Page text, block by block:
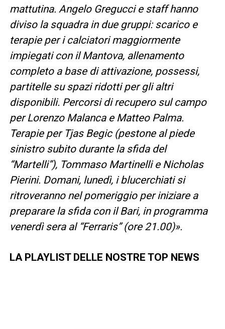
mattutina. Angelo Gregucci e staff hanno
diviso la squadra in due gruppi: scarico e
terapie per i calciatori maggiormente
impiegati con il Mantova, allenamento
completo a base di attivazione, possessi,
partitelle su spazi ridotti per gli altri
disponibili. Percorsi di recupero sul campo
per Lorenzo Malanca e Matteo Palma.
Terapie per Tjas Begic (pestone al piede
sinistro subito durante la sfida del
“Martelli”), Tommaso Martinelli e Nicholas
Pierini. Domani, lunedì, i blucerchiati si
ritroveranno nel pomeriggio per iniziare a
preparare la sfida con il Bari, in programma
venerdì sera al “Ferraris” (ore 21.00)».
LA PLAYLIST DELLE NOSTRE TOP NEWS